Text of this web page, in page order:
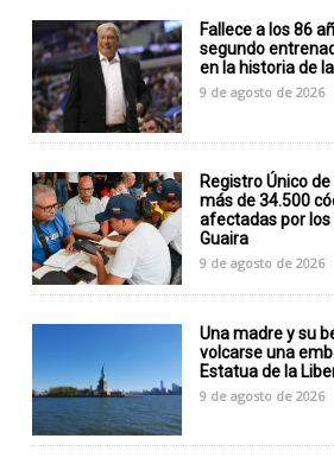
Fallece a los 86
segundo
en la historia de
9 de agosto de 2026
Registro Único
más de 34.500
afectadas por
Guaira
9 de agosto de 2026
Una madre y su
volcarse una
Estatua de la
9 de agosto de 2026